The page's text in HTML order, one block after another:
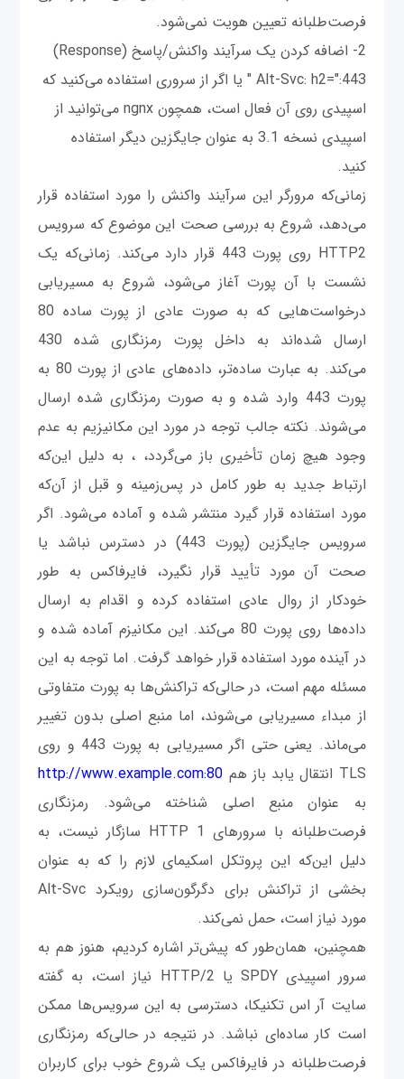
فرصت‌طلبانه تعیین هویت نمی‌شود.
2- اضافه کردن یک سرآیند واکنش/پاسخ (Response)
Alt-Svc: h2=":443 " یا اگر از سروری استفاده می‌کنید که
اسپیدی روی آن فعال است، همچون ngnx می‌توانید از
اسپیدی نسخه 3.1 به عنوان جایگزین دیگر استفاده
کنید.
زمانی‌که مرورگر این سرآیند واکنش را مورد استفاده قرار
می‌دهد، شروع به بررسی صحت این موضوع که سرویس
HTTP2 روی پورت 443 قرار دارد می‌کند. زمانی‌که یک
نشست با آن پورت آغاز می‌شود، شروع به مسیریابی
درخواست‌‌هایی که به صورت عادی از پورت ساده 80
ارسال شده‌اند به داخل پورت رمزنگاری شده 430
می‌کند. به عبارت ساده‌تر، داده‌‌های عادی از پورت 80 به
پورت 443 وارد شده و به صورت رمزنگاری شده ارسال
می‌شوند. نکته جالب توجه در مورد این مکانیزیم به عدم
وجود هیچ زمان تأخیری باز می‌گردد، ، به دلیل این‌که
ارتباط جدید به طور کامل در پس‌زمینه و قبل از آن‌که
مورد استفاده قرار گیرد منتشر شده و آماده می‌شود. اگر
سرویس جایگزین (پورت 443) در دسترس نباشد یا
صحت آن مورد تأیید قرار نگیرد، فایرفاکس به طور
خودکار از روال عادی استفاده کرده و اقدام به ارسال
داده‌ها روی پورت 80 می‌کند. این مکانیزم آماده شده و
در آینده مورد استفاده قرار خواهد گرفت. اما توجه به این
مسئله مهم است، در حالی‌که تراکنش‌‌ها به پورت متفاوتی
از مبداء مسیریابی می‌شوند، اما منبع اصلی بدون تغییر
می‌ماند. یعنی حتی اگر مسیریابی به پورت 443 و روی
TLS انتقال یابد باز هم
http://www.example.com:80
به عنوان منبع اصلی شناخته می‌شود. رمزنگاری
فرصت‌طلبانه با سرورهای HTTP 1 سازگار نیست، به
دلیل این‌که این پروتکل اسکیمای لازم را که به عنوان
بخشی از تراکنش برای دگرگون‌سازی رویکرد Alt-Svc
مورد نیاز است، حمل نمی‌کند.
همچنین، همان‌طور که پیش‌تر اشاره کردیم، هنوز هم به
سرور اسپیدی SPDY یا HTTP/2 نیاز است، به گفته
سایت آر اس تکنیکا، دسترسی به این سرویس‌ها ممکن
است کار ساده‌ای نباشد. در نتیجه در حالی‌که رمزنگاری
فرصت‌طلبانه در فایرفاکس یک شروع خوب برای کاربران